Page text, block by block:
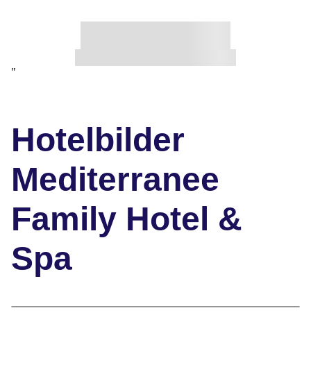
"
Hotelbilder
Mediterranee
Family Hotel &
Spa